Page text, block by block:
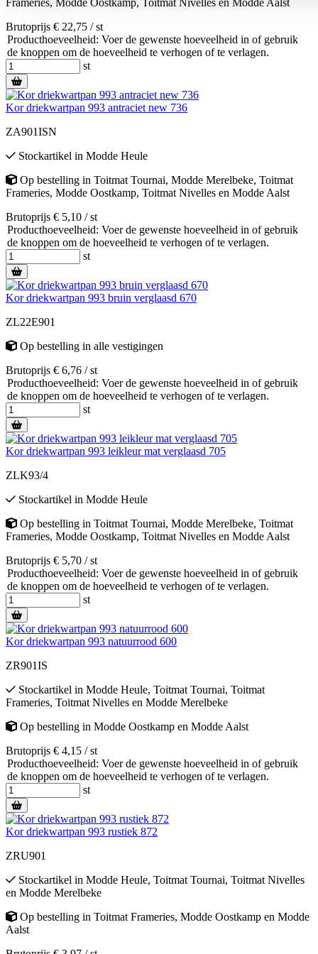
Brutoprijs € 22,75 / st
Producthoeveelheid: Voer de gewenste hoeveelheid in of gebruik
de knoppen om de hoeveelheid te verhogen of te verlagen.
st
Kor driekwartpan 993 antraciet new 736
ZA901ISN
Stockartikel in Modde Heule
Op bestelling in Toitmat Tournai, Modde Merelbeke, Toitmat
Frameries, Modde Oostkamp, Toitmat Nivelles en Modde Aalst
Brutoprijs € 5,10 / st
Producthoeveelheid: Voer de gewenste hoeveelheid in of gebruik
de knoppen om de hoeveelheid te verhogen of te verlagen.
st
Kor driekwartpan 993 bruin verglaasd 670
ZL22E901
Op bestelling in alle vestigingen
Brutoprijs € 6,76 / st
Producthoeveelheid: Voer de gewenste hoeveelheid in of gebruik
de knoppen om de hoeveelheid te verhogen of te verlagen.
st
Kor driekwartpan 993 leikleur mat verglaasd 705
ZLK93/4
Stockartikel in Modde Heule
Op bestelling in Toitmat Tournai, Modde Merelbeke, Toitmat
Frameries, Modde Oostkamp, Toitmat Nivelles en Modde Aalst
Brutoprijs € 5,70 / st
Producthoeveelheid: Voer de gewenste hoeveelheid in of gebruik
de knoppen om de hoeveelheid te verhogen of te verlagen.
st
Kor driekwartpan 993 natuurrood 600
ZR901IS
Stockartikel in Modde Heule, Toitmat Tournai, Toitmat
Frameries, Toitmat Nivelles en Modde Merelbeke
Op bestelling in Modde Oostkamp en Modde Aalst
Brutoprijs € 4,15 / st
Producthoeveelheid: Voer de gewenste hoeveelheid in of gebruik
de knoppen om de hoeveelheid te verhogen of te verlagen.
st
Kor driekwartpan 993 rustiek 872
ZRU901
Stockartikel in Modde Heule, Toitmat Tournai, Toitmat Nivelles
en Modde Merelbeke
Op bestelling in Toitmat Frameries, Modde Oostkamp en Modde
Aalst